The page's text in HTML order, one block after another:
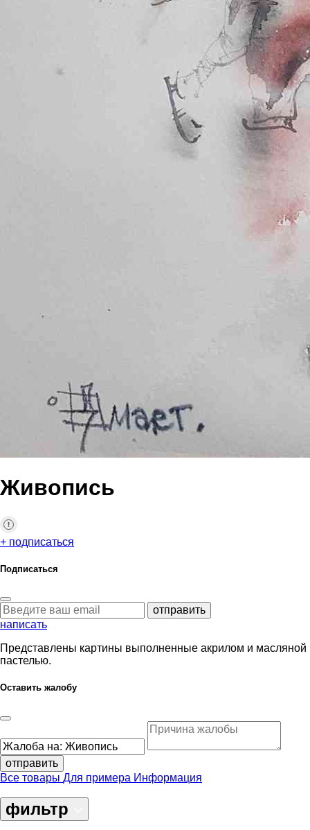
Живопись
+ подписаться
Подписаться
отправить
написать
Представлены картины выполненные акрилом и масляной
пастелью.
Оставить жалобу
отправить
Все товары Для примера Информация
фильтр